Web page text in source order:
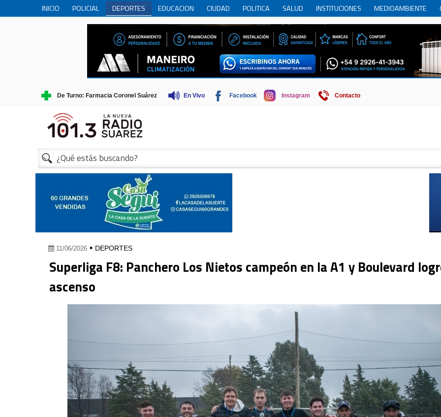
INICIO POLICIAL DEPORTES EDUCACION CIUDAD POLITICA SALUD INSTITUCIONES MEDIOAMBIENTE
PERSONAS MAYORES
CIENCIA MUNICIPIO COMERCIO REGION SOCIEDAD ECONOMIA HISTORIA HUMOR
TURISMO
De Turno: Farmacia Coronel Suárez En Vivo Facebook Instagram Contacto
11/06/2026 • DEPORTES
Superliga F8: Panchero Los Nietos campeón en la A1 y Boulevard
ascenso